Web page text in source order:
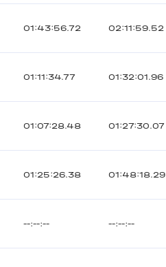
01:43:56.72 02:11:59.52
01:11:34.77 01:32:01.96
01:07:28.48 01:27:30.07
01:25:26.38 01:48:18.29
--:--:-- --:--:--